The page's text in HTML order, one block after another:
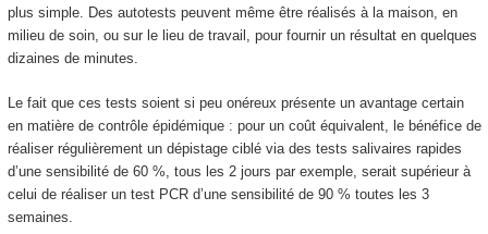
plus simple. Des autotests peuvent même être réalisés à la maison, en
milieu de soin, ou sur le lieu de travail, pour fournir un résultat en quelques
dizaines de minutes.
Le fait que ces tests soient si peu onéreux présente un avantage certain
en matière de contrôle épidémique : pour un coût équivalent, le bénéfice de
réaliser régulièrement un dépistage ciblé via des tests salivaires rapides
d’une sensibilité de 60 %, tous les 2 jours par exemple, serait supérieur à
celui de réaliser un test PCR d’une sensibilité de 90 % toutes les 3
semaines.